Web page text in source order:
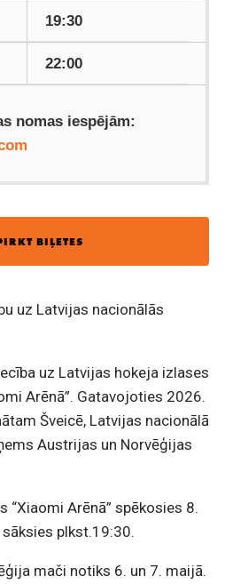
19:30
22:00
nomas iespējām:
BIĻETES
uz Latvijas nacionālās
uz Latvijas hokeja izlases
Arēnā”. Gatavojoties 2026.
Šveicē, Latvijas nacionālā
Austrijas un Norvēģijas
Arēnā” spēkosies 8.
plkst.19:30.
mači notiks 6. un 7. maijā.